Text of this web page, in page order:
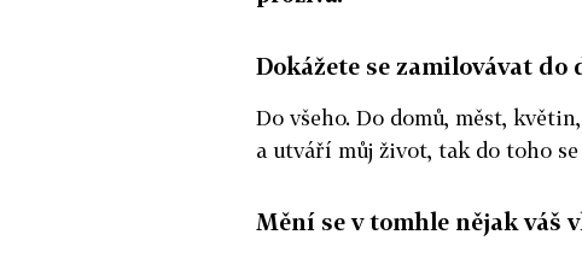
Dokážete se zamilovávat do
Do všeho. Do domů, měst,
a utváří můj život, tak do toho se
Mění se v tomhle nějak váš